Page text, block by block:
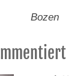
Bozen